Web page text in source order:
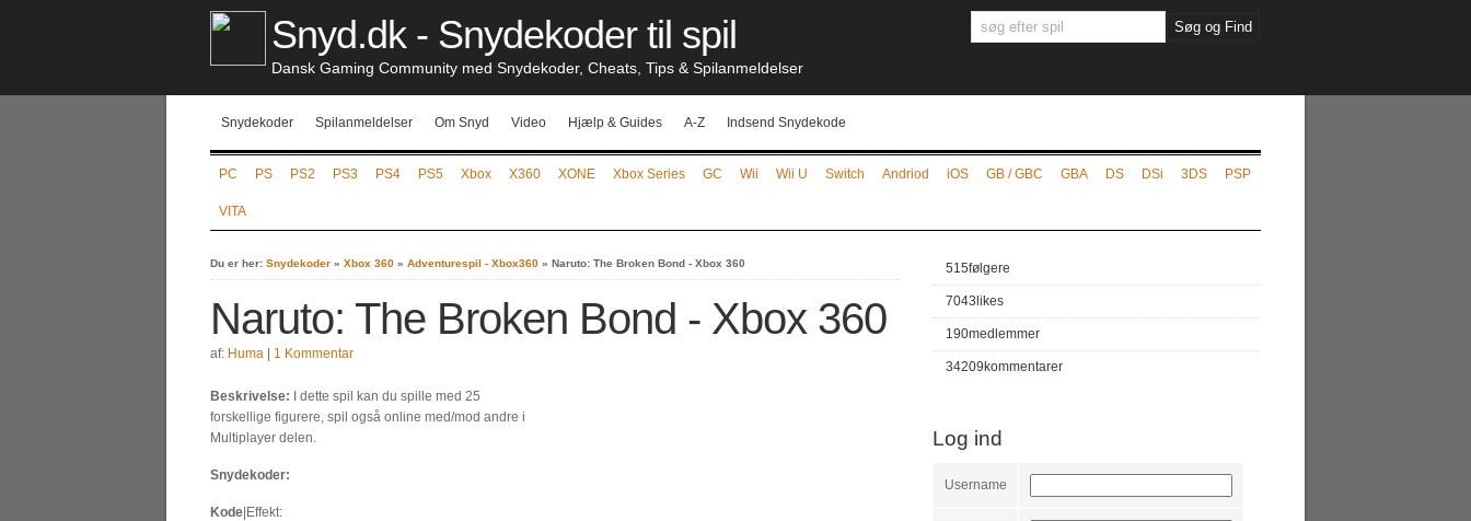
Snyd.dk - Snydekoder til spil
Dansk Gaming Community med Snydekoder, Cheats, Tips & Spilanmeldelser
Snydekoder Spilanmeldelser Om Snyd Video Hjælp & Guides A-Z Indsend Snydekode
PC PS PS2 PS3 PS4 PS5 Xbox X360 XONE Xbox Series GC Wii Wii U Switch Andriod iOS GB / GBC GBA DS DSi 3DS PSP
VITA
Du er her: Snydekoder » Xbox 360 » Adventurespil - Xbox360 » Naruto: The Broken Bond - Xbox 360
Naruto: The Broken Bond - Xbox 360
af: Huma 1 Kommentar
Beskrivelse: I dette spil kan du spille med 25
forskellige figurere, spil også online med/mod andre i
Multiplayer delen.
Snydekoder:
Kode |Effekt:
515følgere
7043 likes
190medlemmer
34209 kommentarer
Log ind
Username